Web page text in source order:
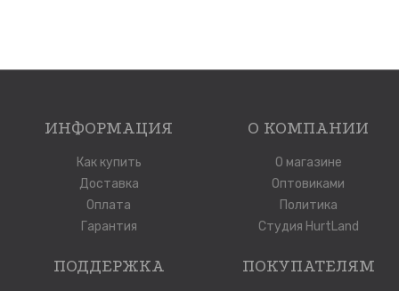
ИНФОРМАЦИЯ
Как купить
Доставка
Оплата
Гарантия
О КОМПАНИИ
О магазине
Оптовиками
Политика
Студия HurtLand
ПОДДЕРЖКА ПОКУПАТЕЛЯМ